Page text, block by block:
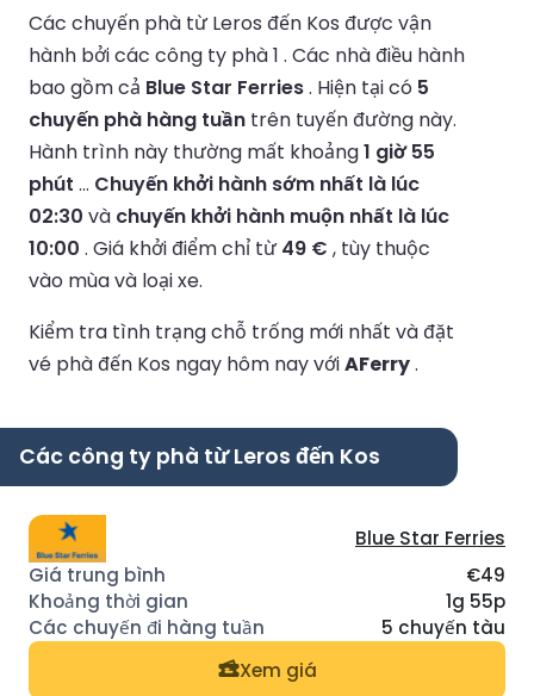
Các chuyến phà từ Leros đến Kos được vận
hành bởi các công ty phà 1 . Các nhà điều hành
bao gồm cả Blue Star Ferries. Hiện tại có 5
chuyến phà hàng tuần trên tuyến đường này.
Hành trình này thường mất khoảng1 giờ 55
phút ... Chuyến khởi hành sớm nhất là lúc
02:30 và chuyến khởi hành muộn nhất là lúc
10:00 . Giá khởi điểm chỉ từ49 € , tùy thuộc
vào mùa và loại xe.
Kiểm tra tình trạng chỗ trống mới nhất và đặt
vé phà đến Kos ngay hôm nay vớiAFerry.
Các công ty phà từ Leros đến Kos
Blue Star Ferries
€49
1g 55p
5 chuyến tàu
Xem giá